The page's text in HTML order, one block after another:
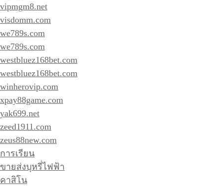
vipmgm8.net
visdomm.com
we789s.com
we789s.com
westbluez168bet.com
westbluez168bet.com
winherovip.com
xpay88game.com
yak699.net
zeed1911.com
zeus88new.com
การเรียน
ขายส่งบุหรี่ไฟฟ้า
คาสิโน